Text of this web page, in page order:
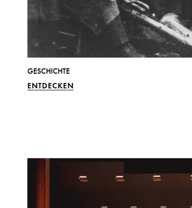
GESCHICHTE
ENTDECKEN